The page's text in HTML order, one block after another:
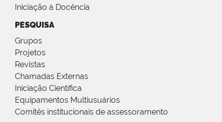
Iniciação à Docência
PESQUISA
Grupos
Projetos
Revistas
Chamadas Externas
Iniciação Científica
Equipamentos Multiusuários
Comitês institucionais de assessoramento